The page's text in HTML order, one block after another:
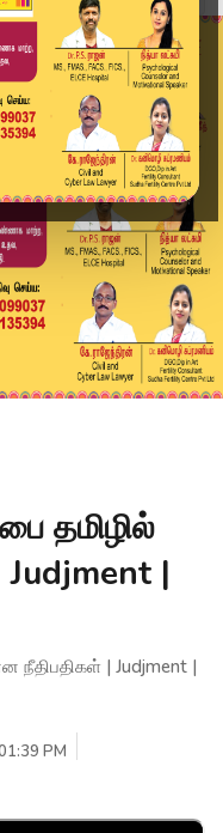
தமிழில்
|
| Judjment |
PM